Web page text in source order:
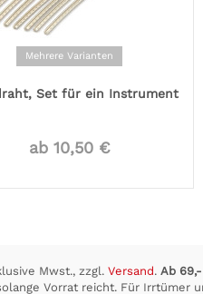
Mehrere Varianten
Set für ein Instrument
ab 10,50 €
Mwst., zzgl. Versand. Ab
Vorrat reicht. Für Irrtümer